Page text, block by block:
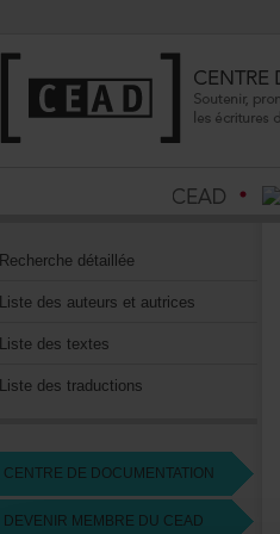
Recherchedétaillée
Listedesauteursetautrices
Listedestextes
Listedestraductions
CENTREDEDOCUMENTATION
DEVENIRMEMBREDUCEAD